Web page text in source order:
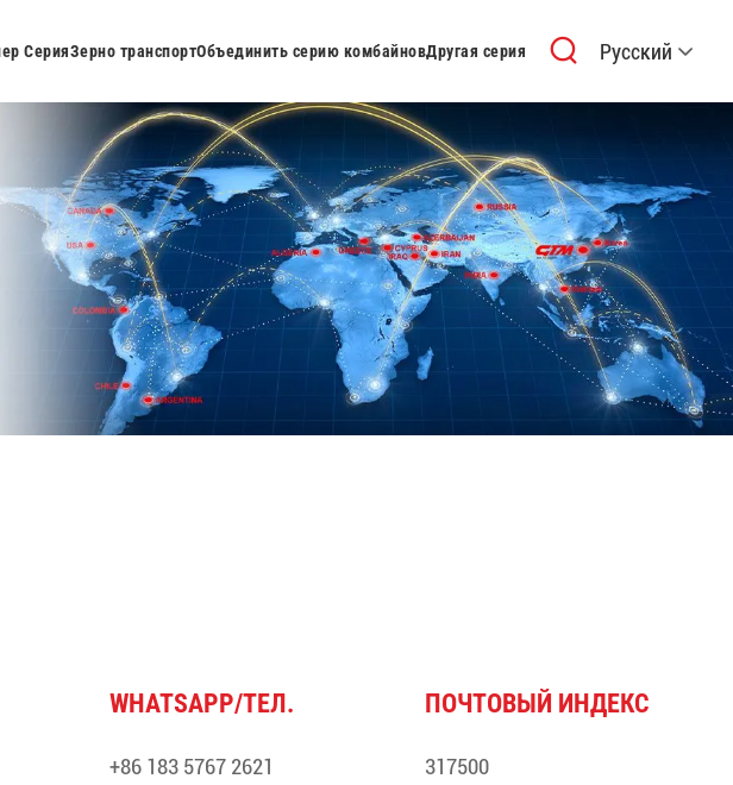
СерияЗерно транспортОбъединить серию комбайновДругая серия Русский
WHATSAPP/ТЕЛ.
+86 183 5767 2621
ПОЧТОВЫЙ ИНДЕКС
317500